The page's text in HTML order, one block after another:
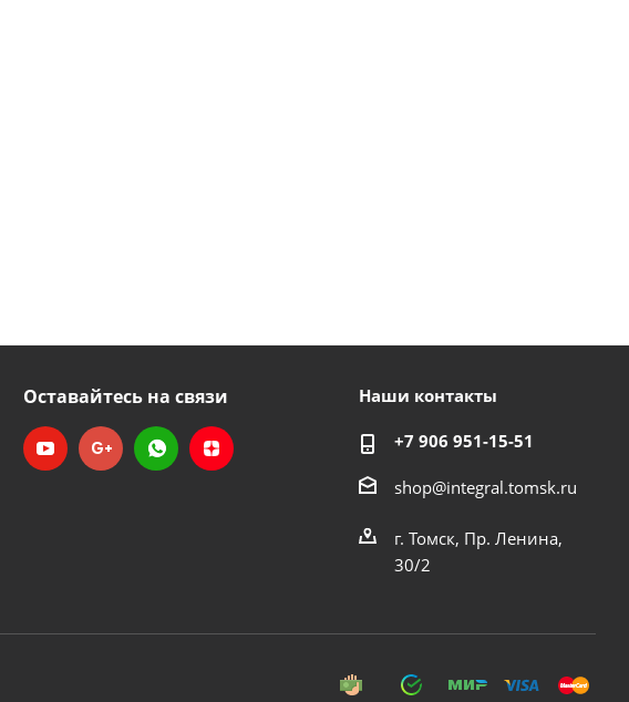
Оставайтесь на связи Наши контакты
+7 906 951-15-51
shop@integral.tomsk.ru
г. Томск, Пр. Ленина,
30/2